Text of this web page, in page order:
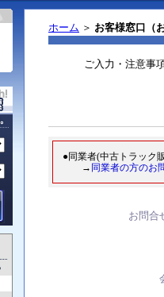
ホーム ＞ お客様窓口（
ご入力・注意事
●同業者(中古トラック
→ 同業者の方のお
お問合